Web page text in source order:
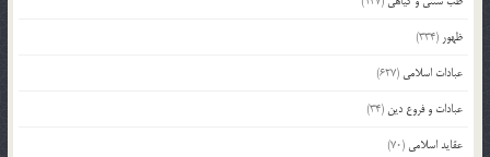
ظهور (334)
عبادات اسلامی (627)
عبادات و فروع دین (34)
عقاید اسلامی (70)